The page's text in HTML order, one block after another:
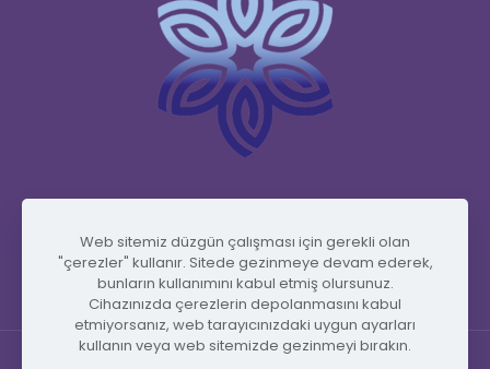
Web sitemiz düzgün çalışması için gerekli olan
"çerezler" kullanır. Sitede gezinmeye devam ederek,
bunların kullanımını kabul etmiş olursunuz.
Cihazınızda çerezlerin depolanmasını kabul
etmiyorsanız, web tarayıcınızdaki uygun ayarları
kullanın veya web sitemizde gezinmeyi bırakın.